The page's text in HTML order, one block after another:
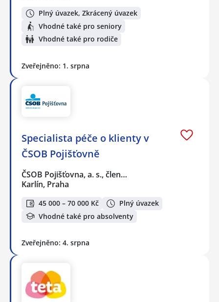
Plný úvazek, Zkrácený úvazek
Vhodné také pro seniory
Vhodné také pro rodiče
Zveřejněno: 1. srpna
Specialista péče o klienty v
ČSOB Pojišťovně
ČSOB Pojišťovna, a. s., člen…
Karlín, Praha
45 000 – 70 000 Kč
Plný úvazek
Vhodné také pro absolventy
Zveřejněno: 4. srpna